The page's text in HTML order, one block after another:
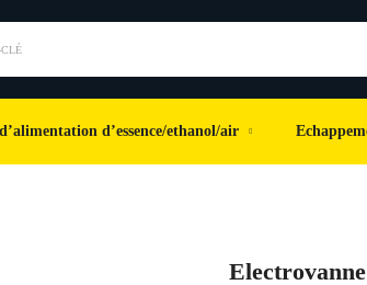
d’essence/ethanol/air